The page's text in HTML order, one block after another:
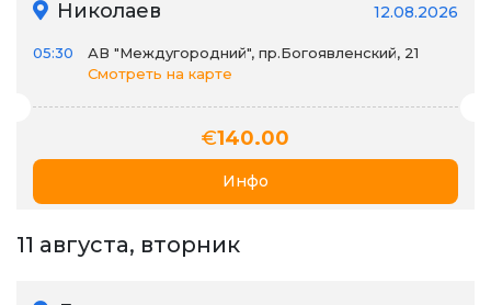
Николаев 12.08.2026
05:30
АВ "Междугородний", пр.Богоявленский, 21
Смотреть на карте
€140.00
Инфо
11 августа, вторник